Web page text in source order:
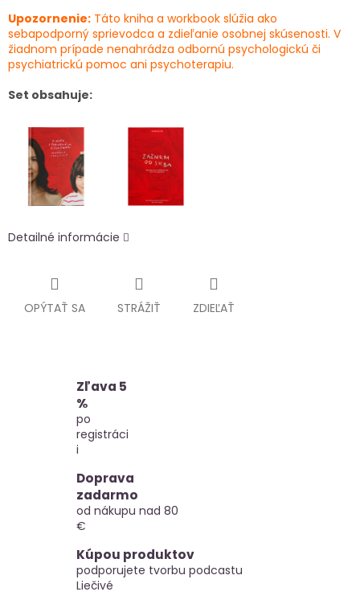
Upozornenie: Táto kniha a workbook slúžia ako
sebapodporný sprievodca a zdieľanie osobnej skúsenosti. V
žiadnom prípade nenahrádza odbornú psychologickú či
psychiatrickú pomoc ani psychoterapiu.
Set obsahuje:
Detailné informácie
OPÝTAŤ SA STRÁŽIŤ ZDIEĽAŤ
Zľava 5
%
po
registráci
i
Doprava
zadarmo
od nákupu nad 80
€
Kúpou produktov
podporujete tvorbu podcastu
Liečivé